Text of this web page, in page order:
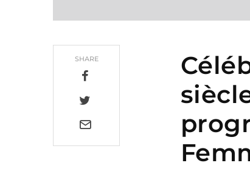
SHARE